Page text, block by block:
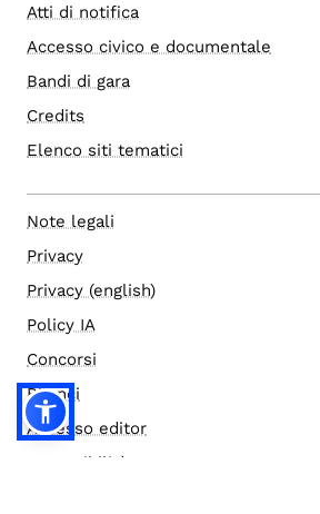
Atti di notifica
Accesso civico e documentale
Bandi di gara
Credits
Elenco siti tematici
Note legali
Privacy
Privacy (english)
Policy IA
Concorsi
Bilanci
Accesso editor
Accessibilità